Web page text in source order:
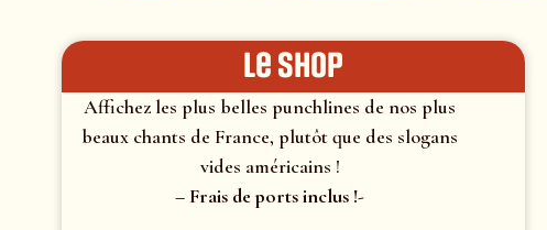
le shop
Affichez les plus belles punchlines de nos plus
beaux chants de France, plutôt que des slogans
vides américains !
– Frais de ports inclus !-